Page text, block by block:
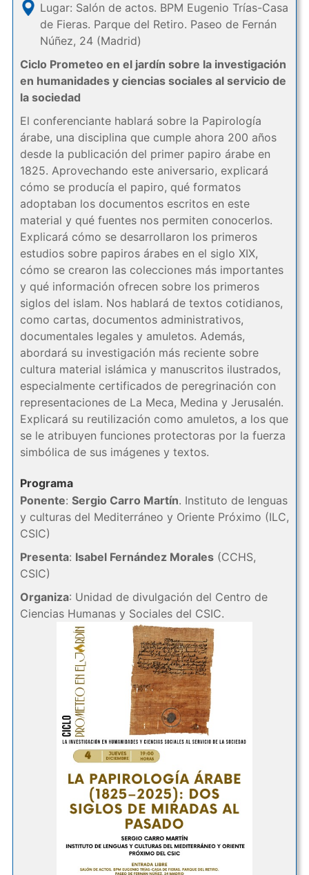
Lugar: Salón de actos. BPM Eugenio Trías-Casa
de Fieras. Parque del Retiro. Paseo de Fernán
Núñez, 24 (Madrid)
Ciclo Prometeo en el jardín sobre la investigación
en humanidades y ciencias sociales al servicio de
la sociedad
El conferenciante hablará sobre la Papirología
árabe, una disciplina que cumple ahora 200 años
desde la publicación del primer papiro árabe en
1825. Aprovechando este aniversario, explicará
cómo se producía el papiro, qué formatos
adoptaban los documentos escritos en este
material y qué fuentes nos permiten conocerlos.
Explicará cómo se desarrollaron los primeros
estudios sobre papiros árabes en el siglo XIX,
cómo se crearon las colecciones más importantes
y qué información ofrecen sobre los primeros
siglos del islam. Nos hablará de textos cotidianos,
como cartas, documentos administrativos,
documentales legales y amuletos. Además,
abordará su investigación más reciente sobre
cultura material islámica y manuscritos ilustrados,
especialmente certificados de peregrinación con
representaciones de La Meca, Medina y Jerusalén.
Explicará su reutilización como amuletos, a los que
se le atribuyen funciones protectoras por la fuerza
simbólica de sus imágenes y textos.
Programa
Ponente: Sergio Carro Martín. Instituto de lenguas
y culturas del Mediterráneo y Oriente Próximo (ILC,
CSIC)
Presenta: Isabel Fernández Morales(CCHS,
CSIC)
Organiza: Unidad de divulgación del Centro de
Ciencias Humanas y Sociales del CSIC.